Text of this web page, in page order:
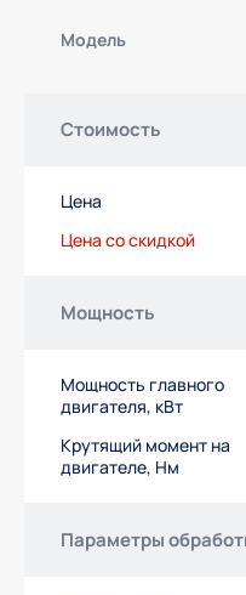
Модель
Стоимость
Цена
Цена со скидкой
Мощность
Мощность главного
двигателя, кВт
Крутящий момент на
двигателе, Нм
Параметры